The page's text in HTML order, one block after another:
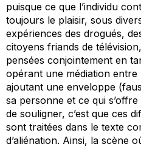
puisque ce que l’individu
toujours le plaisir, sous
expériences des drogués,
citoyens friands de
pensées conjointement en
opérant une médiation entre
ajoutant une enveloppe
sa personne et ce qui
de souligner, c’est que ces
sont traitées dans le texte
d’aliénation. Ainsi, la scène